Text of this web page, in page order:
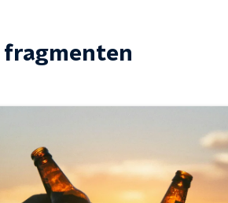
fragmenten